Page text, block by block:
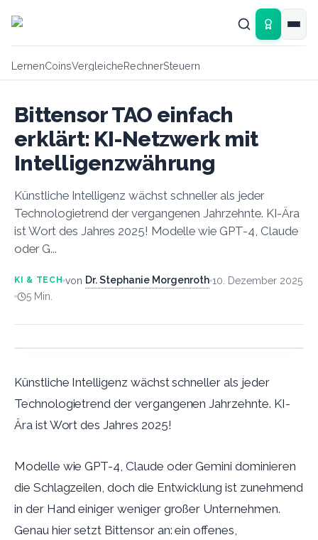
LernenCoinsVergleicheRechnerSteuern
Bittensor TAO einfach
erklärt: KI-Netzwerk mit
Intelligenzwährung
Künstliche Intelligenz wächst schneller als jeder
Technologietrend der vergangenen Jahrzehnte. KI-Ära
ist Wort des Jahres 2025! Modelle wie GPT-4, Claude
oder G...
KI & TECH von Dr. Stephanie Morgenroth 10. Dezember 2025
5 Min.
Künstliche Intelligenz wächst schneller als jeder
Technologietrend der vergangenen Jahrzehnte. KI-
Ära ist Wort des Jahres 2025!
Modelle wie GPT-4, Claude oder Gemini dominieren
die Schlagzeilen, doch die Entwicklung ist zunehmend
in der Hand einiger weniger großer Unternehmen.
Genau hier setzt Bittensor an: ein offenes,